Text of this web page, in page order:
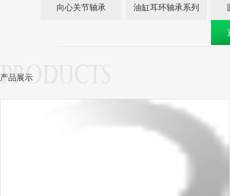
向心关节轴承 油缸耳环轴承系列
产品展示